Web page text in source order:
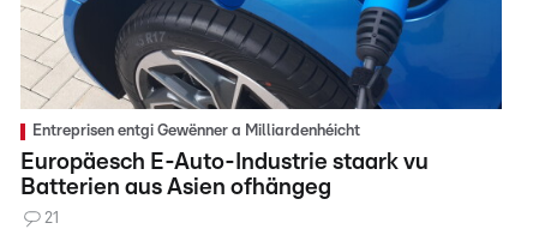
Entreprisen entgi Gewënner a Milliardenhéicht
Europäesch E-Auto-Industrie staark vu
Batterien aus Asien ofhängeg
21